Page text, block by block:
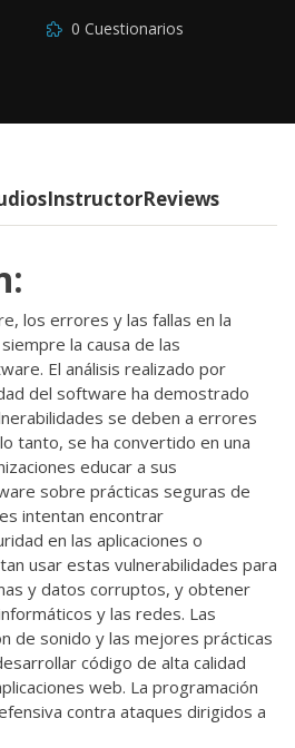
0 Cuestionarios
InstructorReviews
los errores y las fallas en la
la causa de las
El análisis realizado por
del software ha demostrado
se deben a errores
tanto, se ha convertido en una
educar a sus
sobre prácticas seguras de
intentan encontrar
en las aplicaciones o
usar estas vulnerabilidades para
y datos corruptos, y obtener
y las redes. Las
de sonido y las mejores prácticas
código de alta calidad
web. La programación
contra ataques dirigidos a